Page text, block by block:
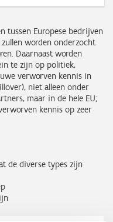
tussen Europese bedrijven
worden onderzocht
Daarnaast worden
te zijn op politiek,
verworven kennis in
niet alleen onder
maar in de hele EU;
kennis op zeer
de diverse types zijn